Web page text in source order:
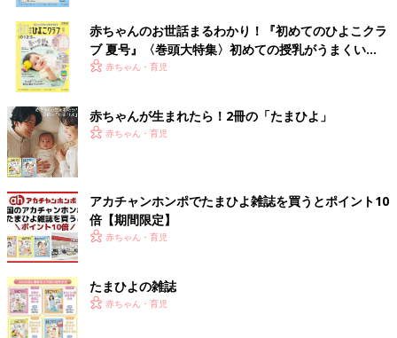
赤ちゃんのお世話まるわかり！『初めてのひよこクラ
ブ 夏号』〈巻頭大特集〉初めての授乳がうまくい
く！ おっぱい・ミルクの基本と夏のトラブル 解決テ
赤ちゃん・育児
赤ちゃんが生まれたら！2冊の「たまひよ」
赤ちゃん・育児
アカチャンホンポでたまひよ雑誌を買うとポイント10
倍【期間限定】
赤ちゃん・育児
たまひよの雑誌
赤ちゃん・育児